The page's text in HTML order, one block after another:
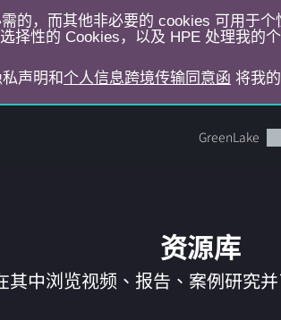
的，而其他非必要的 cookies 可用于
择性的 Cookies，以及 HPE 处理我的
声明和 个人信息跨境传输同意函 将我
GreenLake
资源库
中浏览视频、报告、案例研究